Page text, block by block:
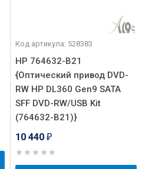
Код артикула: 528383
HP 764632-B21
{Оптический привод DVD-
RW HP DL360 Gen9 SATA
SFF DVD-RW/USB Kit
(764632-B21)}
10 440 ₽